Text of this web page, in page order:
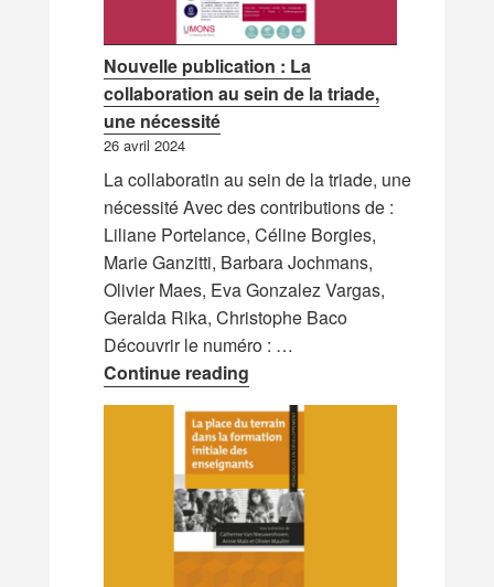
Nouvelle publication : La
collaboration au sein de la triade,
une nécessité
26 avril 2024
La collaboratin au sein de la triade, une
nécessité Avec des contributions de :
Liliane Portelance, Céline Borgies,
Marie Ganzitti, Barbara Jochmans,
Olivier Maes, Eva Gonzalez Vargas,
Geralda Rika, Christophe Baco
Découvrir le numéro : …
Continue readingNouvelle publication : La